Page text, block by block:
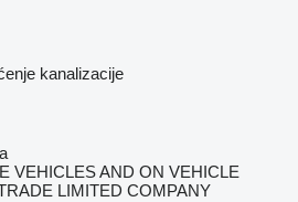
kanalizacije
VEHICLES AND ON VEHICLE
LIMITED COMPANY